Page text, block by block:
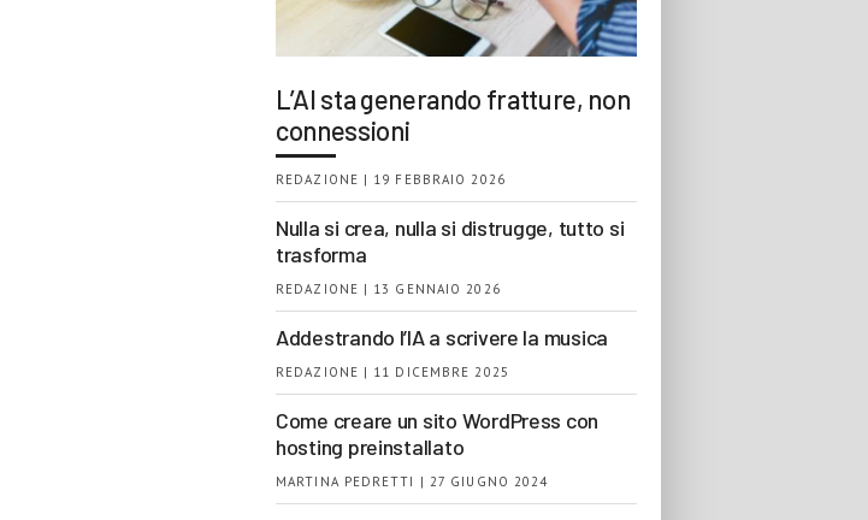
L’AI sta generando fratture, non
connessioni
REDAZIONE | 19 FEBBRAIO 2026
Nulla si crea, nulla si distrugge, tutto si
trasforma
REDAZIONE | 13 GENNAIO 2026
Addestrando l’IA a scrivere la musica
REDAZIONE | 11 DICEMBRE 2025
Come creare un sito WordPress con
hosting preinstallato
MARTINA PEDRETTI | 27 GIUGNO 2024